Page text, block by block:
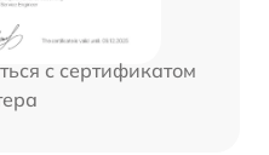
с сертификатом